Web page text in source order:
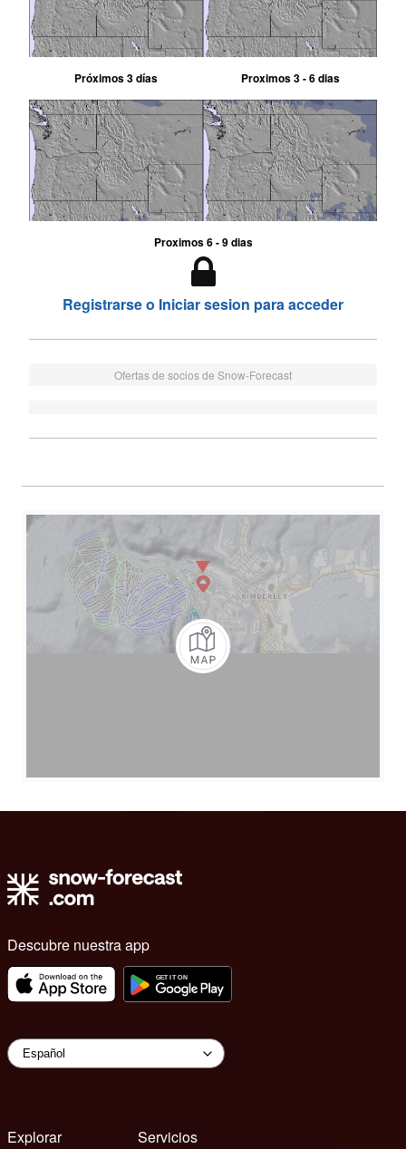
Próximos 3 días Proximos 3 - 6 dias
Proximos 6 - 9 dias
Registrarse o Iniciar sesion para acceder
Ofertas de socios de Snow-Forecast
Descubre nuestra app
Explorar
Servicios